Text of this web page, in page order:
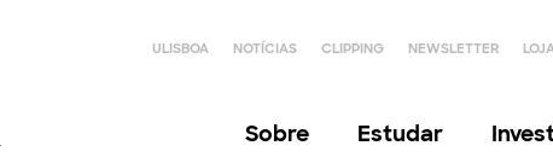
ULISBOA NOTÍCIAS CLIPPING NEWSLETTER
Sobre Estudar